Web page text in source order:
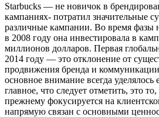
Starbucks — не новичок в
кампаниях- потратил значительные
различные кампании. Во время фазы
в 2008 году она инвестировала в
миллионов долларов. Первая
2014 году — это отклонение от
продвижения бренда и
основное внимание всегда
главное, что следует отметить, это
прежнему фокусируется на
напрямую связан с основными